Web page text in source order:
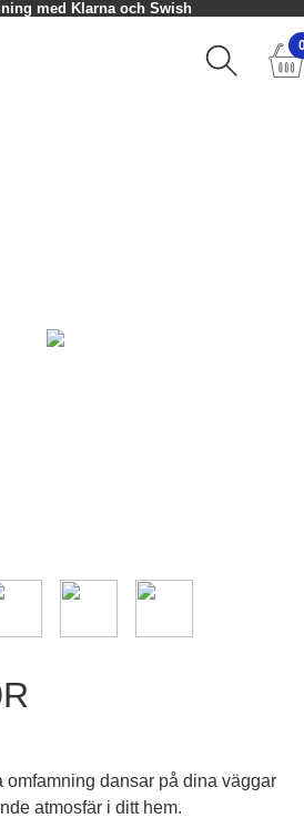
med Klarna och Swish
omfamning dansar på dina väggar
atmosfär i ditt hem.